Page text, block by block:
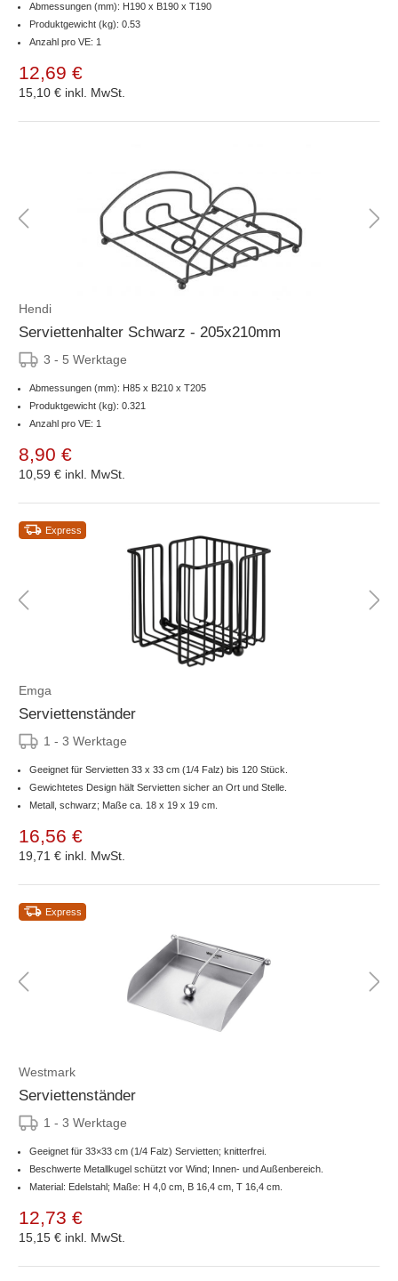
Abmessungen (mm): H190 x B190 x T190
Produktgewicht (kg): 0.53
Anzahl pro VE: 1
12,69 €
15,10 € inkl. MwSt.
Hendi
Serviettenhalter Schwarz - 205x210mm
3 - 5 Werktage
Abmessungen (mm): H85 x B210 x T205
Produktgewicht (kg): 0.321
Anzahl pro VE: 1
8,90 €
10,59 € inkl. MwSt.
Express
Emga
Serviettenständer
1 - 3 Werktage
Geeignet für Servietten 33 x 33 cm (1/4 Falz) bis 120 Stück.
Gewichtetes Design hält Servietten sicher an Ort und Stelle.
Metall, schwarz; Maße ca. 18 x 19 x 19 cm.
16,56 €
19,71 € inkl. MwSt.
Express
Westmark
Serviettenständer
1 - 3 Werktage
Geeignet für 33×33 cm (1/4 Falz) Servietten; knitterfrei.
Beschwerte Metallkugel schützt vor Wind; Innen- und Außenbereich.
Material: Edelstahl; Maße: H 4,0 cm, B 16,4 cm, T 16,4 cm.
12,73 €
15,15 € inkl. MwSt.